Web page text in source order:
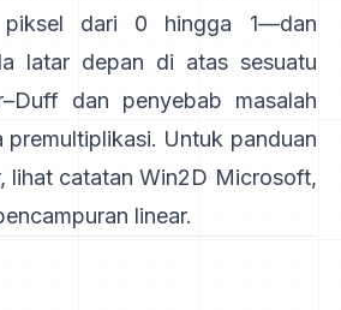
dari 0 hingga 1—dan
latar depan di atas sesuatu
dan penyebab masalah
premultiplikasi. Untuk panduan
lihat catatan Win2D Microsoft,
linear.